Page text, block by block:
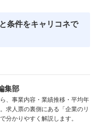
条件をキャリコネで
集部
、事業内容・業績推移・平均年
求人票の裏側にある「企業のリ
分かりやすく解説します。